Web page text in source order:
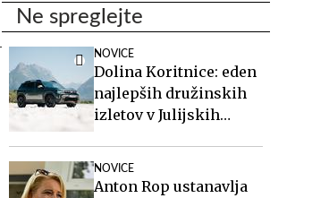
Ne spreglejte
NOVICE
Dolina Koritnice: eden
najlepših družinskih
izletov v Julijskih
NOVICE
Anton Rop ustanavlja